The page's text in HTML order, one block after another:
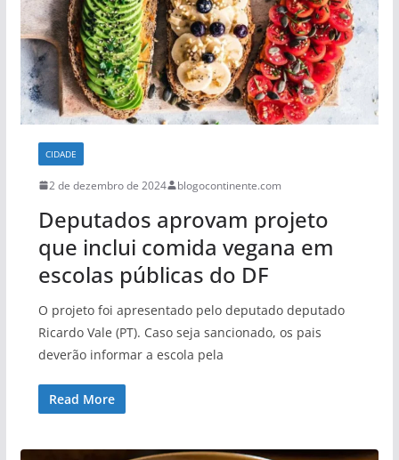
CIDADE
2 de dezembro de 2024 blogocontinente.com
Deputados aprovam projeto
que inclui comida vegana em
escolas públicas do DF
O projeto foi apresentado pelo deputado deputado
Ricardo Vale (PT). Caso seja sancionado, os pais
deverão informar a escola pela
Read More